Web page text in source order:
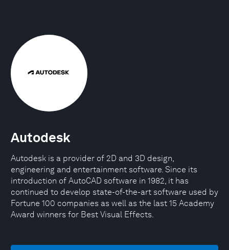
Autodesk
Autodesk is a provider of 2D and 3D design,
engineering and entertainment software. Since its
introduction of AutoCAD software in 1982, it has
continued to develop state-of-the-art software used by
Fortune 100 companies as well as the last 15 Academy
Award winners for Best Visual Effects.